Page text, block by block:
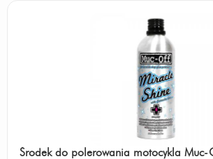
Środek do polerowania motocykla Muc-